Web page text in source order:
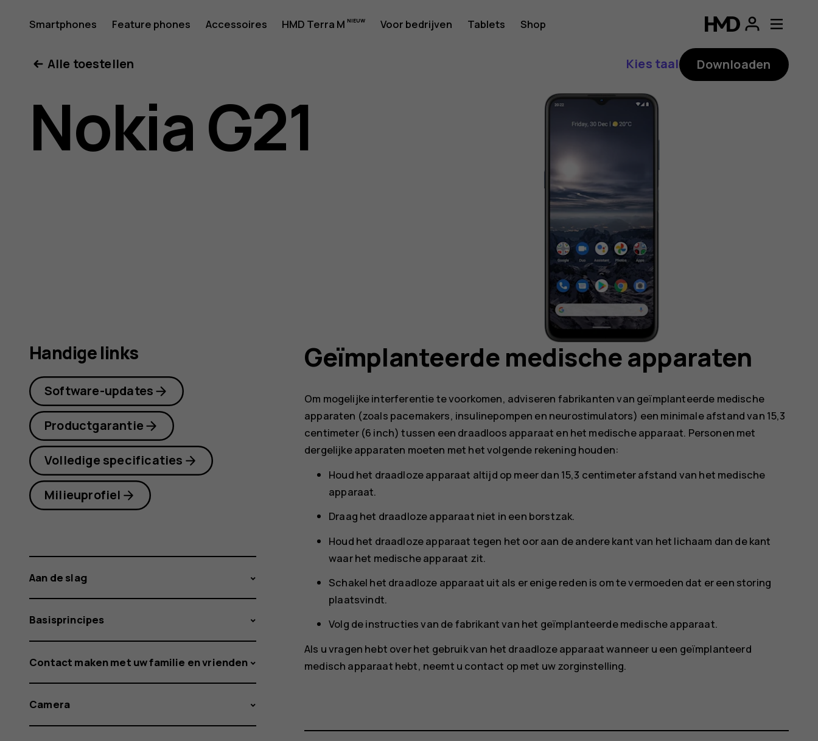
Gebruikershandleiding
voor
Nokia
Smartphones Feature phones Accessoires HMD Terra M Voor bedrijven Tablets Shop
Alle toestellen
Kies taal Downloaden
Nokia G21
Geïmplanteerde medische apparaten
Om mogelijke interferentie te voorkomen, adviseren fabrikanten van geïmplanteerde medische
apparaten (zoals pacemakers, insulinepompen en neurostimulators) een minimale afstand van 15,3
centimeter (6 inch) tussen een draadloos apparaat en het medische apparaat. Personen met
dergelijke apparaten moeten met het volgende rekening houden:
Houd het draadloze apparaat altijd op meer dan 15,3 centimeter afstand van het medische
apparaat.
Draag het draadloze apparaat niet in een borstzak.
Houd het draadloze apparaat tegen het oor aan de andere kant van het lichaam dan de kant
waar het medische apparaat zit.
Schakel het draadloze apparaat uit als er enige reden is om te vermoeden dat er een storing
plaatsvindt.
Volg de instructies van de fabrikant van het geïmplanteerde medische apparaat.
Als u vragen hebt over het gebruik van het draadloze apparaat wanneer u een geïmplanteerd
medisch apparaat hebt, neemt u contact op met uw zorginstelling.
Handige links
Software-updates
Productgarantie
Volledige specificaties
Milieuprofiel
Aan de slag
Basisprincipes
Contact maken met uw familie en vrienden
Camera